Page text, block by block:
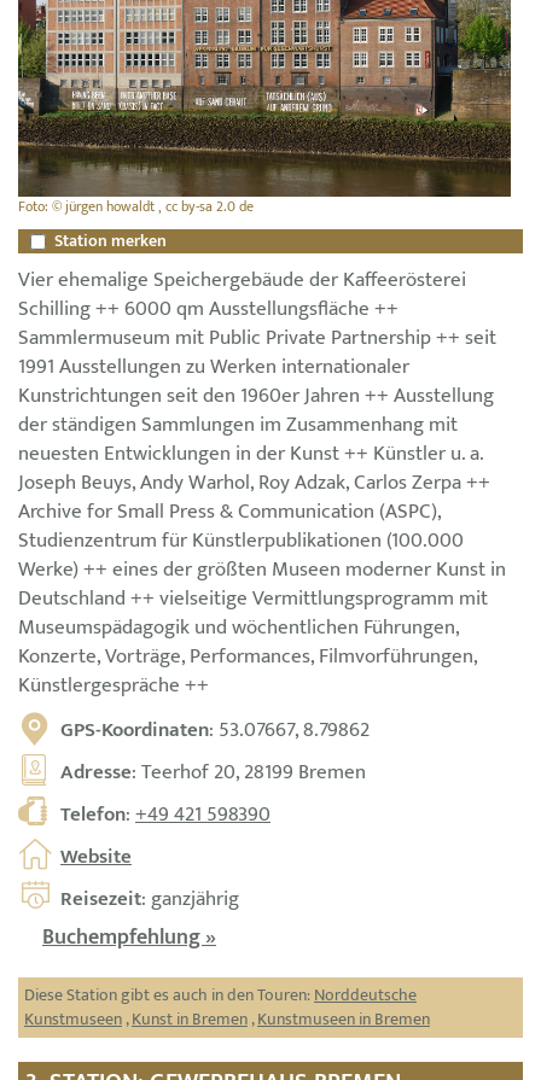
Foto: © jürgen howaldt , cc by-sa 2.0 de
Station merken
Vier ehemalige Speichergebäude der Kaffeerösterei
Schilling ++ 6000 qm Ausstellungsfläche ++
Sammlermuseum mit Public Private Partnership ++ seit
1991 Ausstellungen zu Werken internationaler
Kunstrichtungen seit den 1960er Jahren ++ Ausstellung
der ständigen Sammlungen im Zusammenhang mit
neuesten Entwicklungen in der Kunst ++ Künstler u. a.
Joseph Beuys, Andy Warhol, Roy Adzak, Carlos Zerpa ++
Archive for Small Press & Communication (ASPC),
Studienzentrum für Künstlerpublikationen (100.000
Werke) ++ eines der größten Museen moderner Kunst in
Deutschland ++ vielseitige Vermittlungsprogramm mit
Museumspädagogik und wöchentlichen Führungen,
Konzerte, Vorträge, Performances, Filmvorführungen,
Künstlergespräche ++
GPS-Koordinaten: 53.07667, 8.79862
Adresse: Teerhof 20, 28199 Bremen
Telefon:+49 421 598390
Website
Reisezeit: ganzjährig
Buchempfehlung »
Diese Station gibt es auch in den Touren:Norddeutsche
Kunstmuseen,Kunst in Bremen,Kunstmuseen in Bremen